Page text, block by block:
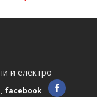
и електро
facebook